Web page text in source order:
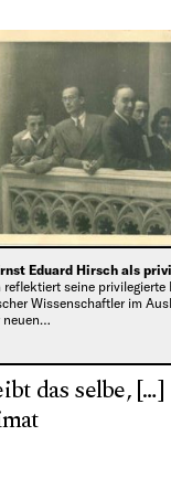
Eduard Hirsch als
reflektiert seine
Wissenschaftler im
neuen…
das selbe, […]